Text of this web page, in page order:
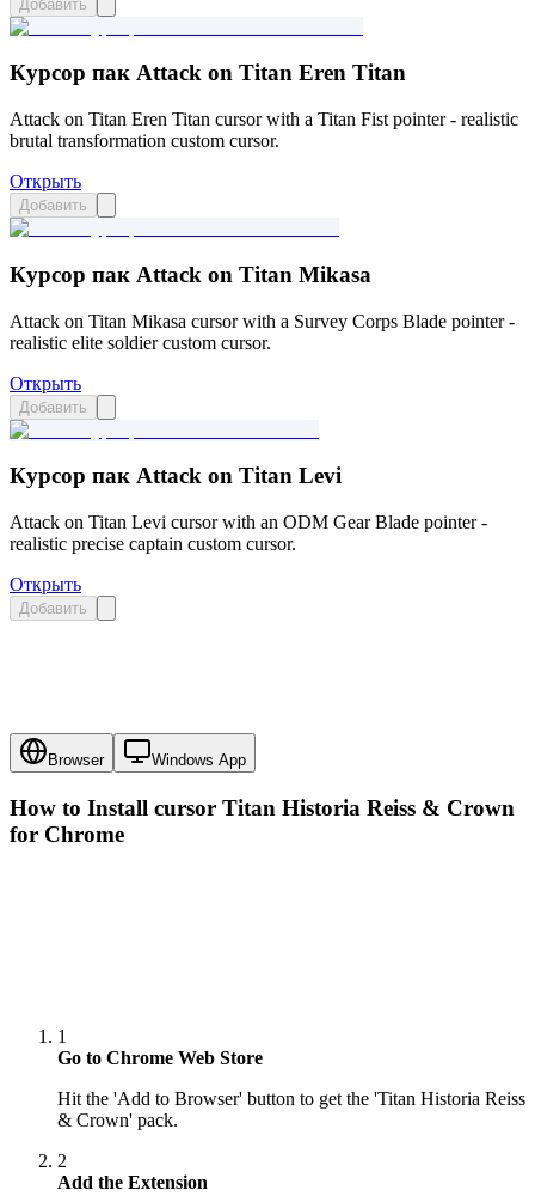
Добавить
Курсор пак Attack on Titan Eren Titan
Attack on Titan Eren Titan cursor with a Titan Fist pointer - realistic
brutal transformation custom cursor.
Открыть
Добавить
Курсор пак Attack on Titan Mikasa
Attack on Titan Mikasa cursor with a Survey Corps Blade pointer -
realistic elite soldier custom cursor.
Открыть
Добавить
Курсор пак Attack on Titan Levi
Attack on Titan Levi cursor with an ODM Gear Blade pointer -
realistic precise captain custom cursor.
Открыть
Добавить
Browser Windows App
How to Install cursor Titan Historia Reiss & Crown
for Chrome
1
Go to Chrome Web Store
Hit the 'Add to Browser' button to get the 'Titan Historia Reiss
& Crown' pack.
2
Add the Extension